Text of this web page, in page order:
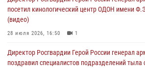
08 августа 2026, 06:32 1
посетил кинологический центр ОДОН имени
(видео)
28 июля 2026, 16:50 1
Директор Росгвардии Герой России генерал
поздравил специалистов подразделений